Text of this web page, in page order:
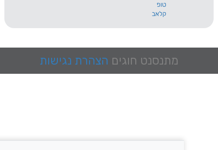
מתנסנט חוגים הצהרת נגישות